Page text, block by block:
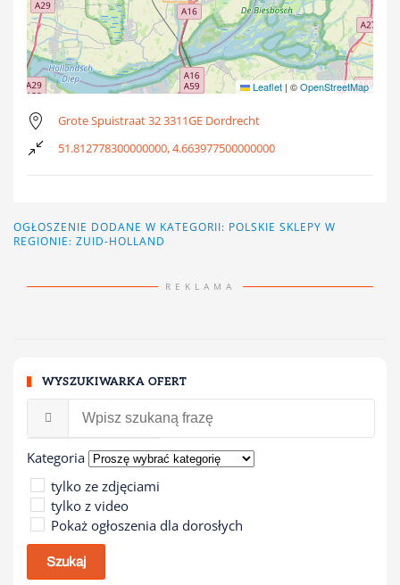
Leaflet | ©OpenStreetMap
Grote Spuistraat 32 3311GE Dordrecht
51.812778300000000, 4.663977500000000
OGŁOSZENIE DODANE W KATEGORII: POLSKIE SKLEPY W
REGIONIE: ZUID-HOLLAND
REKLAMA
WYSZUKIWARKA OFERT
Kategoria
tylko ze zdjęciami
tylko z video
Pokaż ogłoszenia dla dorosłych
Szukaj